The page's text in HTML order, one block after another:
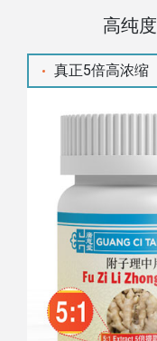
高纯度
真正5倍高浓缩